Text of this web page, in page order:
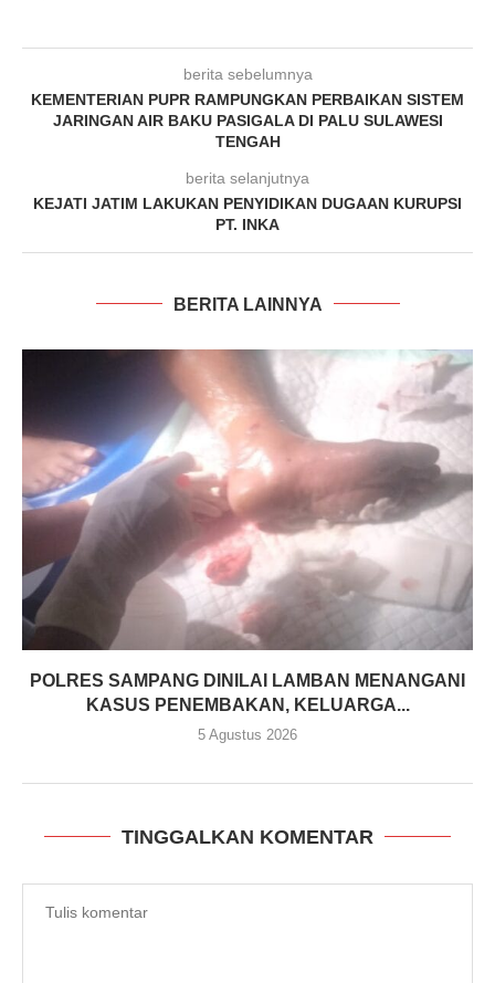
berita sebelumnya
KEMENTERIAN PUPR RAMPUNGKAN PERBAIKAN SISTEM
JARINGAN AIR BAKU PASIGALA DI PALU SULAWESI
TENGAH
berita selanjutnya
KEJATI JATIM LAKUKAN PENYIDIKAN DUGAAN KURUPSI
PT. INKA
BERITA LAINNYA
POLRES SAMPANG DINILAI LAMBAN MENANGANI
KASUS PENEMBAKAN, KELUARGA...
5 Agustus 2026
TINGGALKAN KOMENTAR